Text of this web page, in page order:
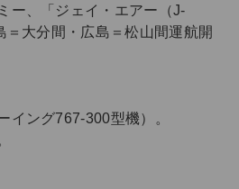
ー、「ジェイ・エアー（J-
大分間・広島＝松山間運航開
イング767-300型機）。